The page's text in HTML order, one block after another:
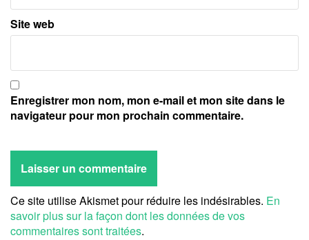
Site web
Enregistrer mon nom, mon e-mail et mon site dans le
navigateur pour mon prochain commentaire.
Ce site utilise Akismet pour réduire les indésirables. En
savoir plus sur la façon dont les données de vos
commentaires sont traitées.